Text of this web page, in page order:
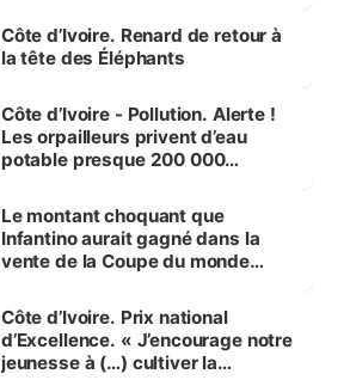
Côte d’Ivoire. Renard de retour à
la tête des Éléphants
Côte d’Ivoire - Pollution. Alerte !
Les orpailleurs privent d’eau
potable presque 200 000
Le montant choquant que
Infantino aurait gagné dans la
vente de la Coupe du monde
Côte d’Ivoire. Prix national
d’Excellence. « J’encourage notre
jeunesse à (…) cultiver la